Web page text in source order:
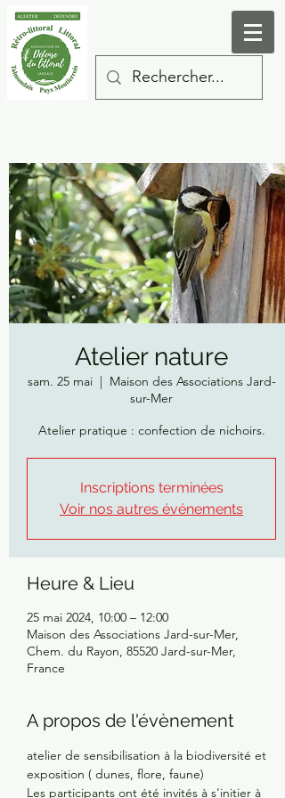
Atelier nature
sam. 25 mai
  |
Maison des Associations Jard-
sur-Mer
Atelier pratique : confection de nichoirs.
Inscriptions terminées
Voir nos autres événements
Heure & Lieu
25 mai 2024, 10:00 – 12:00
Maison des Associations Jard-sur-Mer,
Chem. du Rayon, 85520 Jard-sur-Mer,
France
A propos de l'évènement
atelier de sensibilisation à la biodiversité et
exposition ( dunes, flore, faune)
Les participants ont été invités à s'initier à